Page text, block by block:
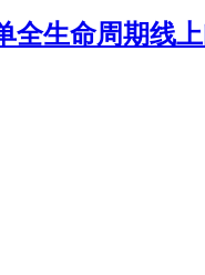
生命周期线